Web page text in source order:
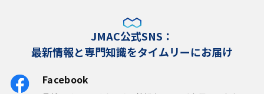
JMAC公式SNS：
最新情報と専門知識をタイムリーにお届け
Facebook